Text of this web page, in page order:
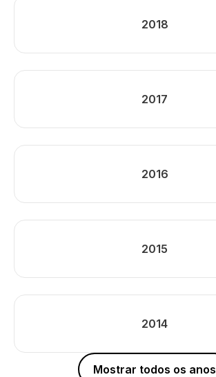
2018
2017
2016
2015
2014
Mostrar todos os anos